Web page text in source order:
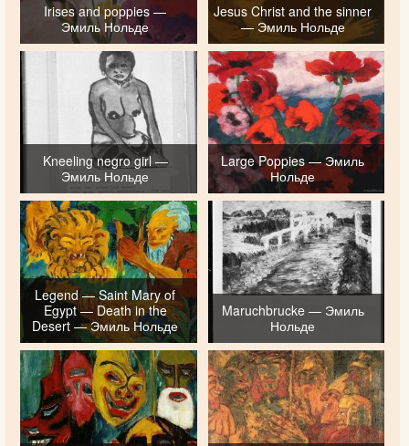
Irises and poppies —
Эмиль Нольде
Jesus Christ and the sinner
— Эмиль Нольде
Kneeling negro girl —
Эмиль Нольде
Large Poppies — Эмиль
Нольде
Legend — Saint Mary of
Egypt — Death in the
Desert — Эмиль Нольде
Maruchbrucke — Эмиль
Нольде